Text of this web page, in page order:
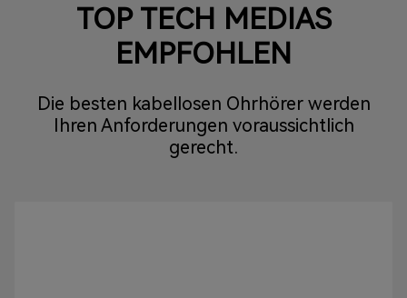
TOP TECH MEDIAS
EMPFOHLEN
Die besten kabellosen Ohrhörer werden
Ihren Anforderungen voraussichtlich
gerecht.